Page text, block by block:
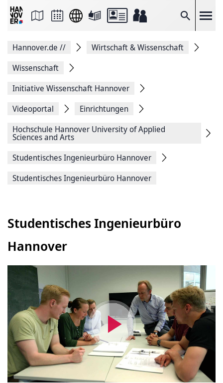
Suche
Seite
Facebook
teilen
Seitenlink
Seite
Hannover.de //
Wirtschaft & Wissenschaft
Wissenschaft
Initiative Wissenschaft Hannover
Videoportal
Einrichtungen
Hochschule ­Hannover University of Applied
Sciences and Arts
Studentisches Ingenieurbüro Hannover
Studentisches Ingenieurbüro Hannover
Studentisches Ingenieurbüro
Hannover
Video
abspielen